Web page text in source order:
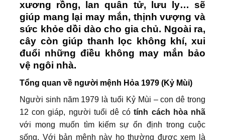
xương rồng, lan quân tử, lưu ly… sẽ
giúp mang lại may mắn, thịnh vượng và
sức khỏe dồi dào cho gia chủ. Ngoài ra,
cây còn giúp thanh lọc không khí, xui
đuổi những điều không may mắn bảo
vệ ngôi nhà.
Tổng quan về người mệnh Hỏa 1979 (Kỷ Mùi)
Người sinh năm 1979 là tuổi Kỷ Mùi – con dê trong
12 con giáp, người tuổi dê cótính cách hòa nhã
với mong muốn tìm kiếm sự ổn định trong cuộc
sống. Với bản mệnh này họ thường được xem là